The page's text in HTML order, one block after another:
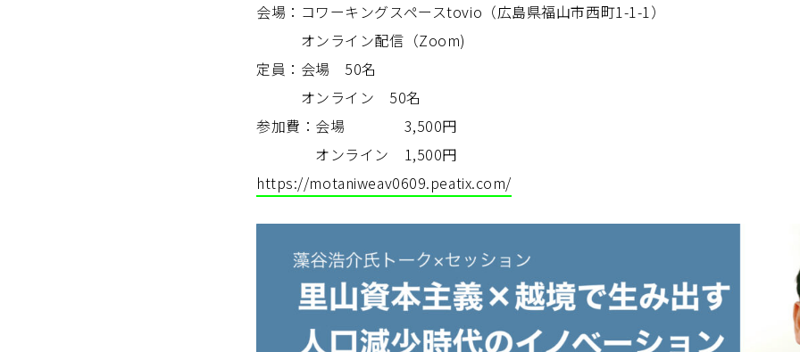
会場：コワーキングスペースtovio（広島県福山市西町1-1-1）
オンライン配信（Zoom)
定員：会場 50名
オンライン 50名
参加費：会場 3,500円
オンライン 1,500円
https://motaniweav0609.peatix.com/